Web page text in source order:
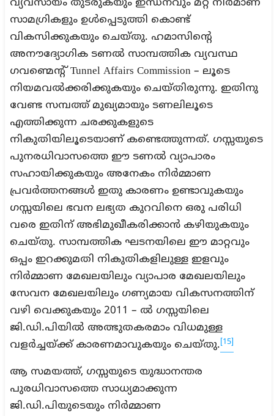
വ്യവസായം തുടരുകയും ഇന്ധനവും മറ്റ് നിർമാണ
സാമഗ്രികളും ഉൾപ്പെടുത്തി കൊണ്ട്
വികസിക്കുകയും ചെയ്തു. ഹമാസിന്റെ
അനൗദ്യോഗിക ടണൽ സാമ്പത്തിക വ്യവസ്ഥ
ഗവണ്മെന്റ് Tunnel Affairs Commission – ലൂടെ
നിയമവൽക്കരിക്കുകയും ചെയ്തിരുന്നു. ഇതിനു
വേണ്ട സമ്പത്ത് മുഖ്യമായും ടണലിലൂടെ
എത്തിക്കുന്ന ചരക്കുകളുടെ
നികുതിയിലൂടെയാണ് കണ്ടെത്തുന്നത്. ഗസ്സയുടെ
പുനരധിവാസത്തെ ഈ ടണൽ വ്യാപാരം
സഹായിക്കുകയും അനേകം നിർമ്മാണ
പ്രവർത്തനങ്ങൾ ഇതു കാരണം ഉണ്ടാവുകയും
ഗസ്സയിലെ ഭവന ലഭ്യത കുറവിനെ ഒരു പരിധി
വരെ ഇതിന് അഭിമുഖീകരിക്കാൻ കഴിയുകയും
ചെയ്തു. സാമ്പത്തിക ഘടനയിലെ ഈ മാറ്റവും
ഒപ്പം ഇറക്കുമതി നികുതികളിലുള്ള ഇളവും
നിർമ്മാണ മേഖലയിലും വ്യാപാര മേഖലയിലും
സേവന മേഖലയിലും ഗണ്യമായ വികസനത്തിന്
വഴി വെക്കുകയും 2011 – ൽ ഗസ്സയിലെ
ജി.ഡി.പിയിൽ അത്ഭുതകരമാം വിധമുള്ള
വളർച്ചയ്ക്ക് കാരണമാവുകയും ചെയ്തു. [15]
ആ സമയത്ത്, ഗസ്സയുടെ യുദ്ധാനന്തര
പുരധിവാസത്തെ സാധ്യമാക്കുന്ന
ജി.ഡി.പിയുടെയും നിർമ്മാണ